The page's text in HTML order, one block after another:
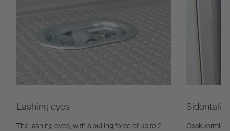
Lashing eyes
The lashing eyes, with a pulling force of up to 2